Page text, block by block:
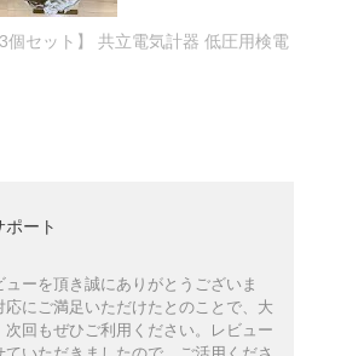
個セット】 共立電気計器 低圧用検電
ポート
ーを頂き誠にありがとうございま
にご満足いただけたとのことで、大
回もぜひご利用ください。レビュー